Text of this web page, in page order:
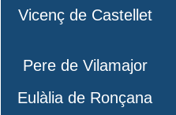
Vicenç de Castellet
Pere de Vilamajor
Eulàlia de Ronçana